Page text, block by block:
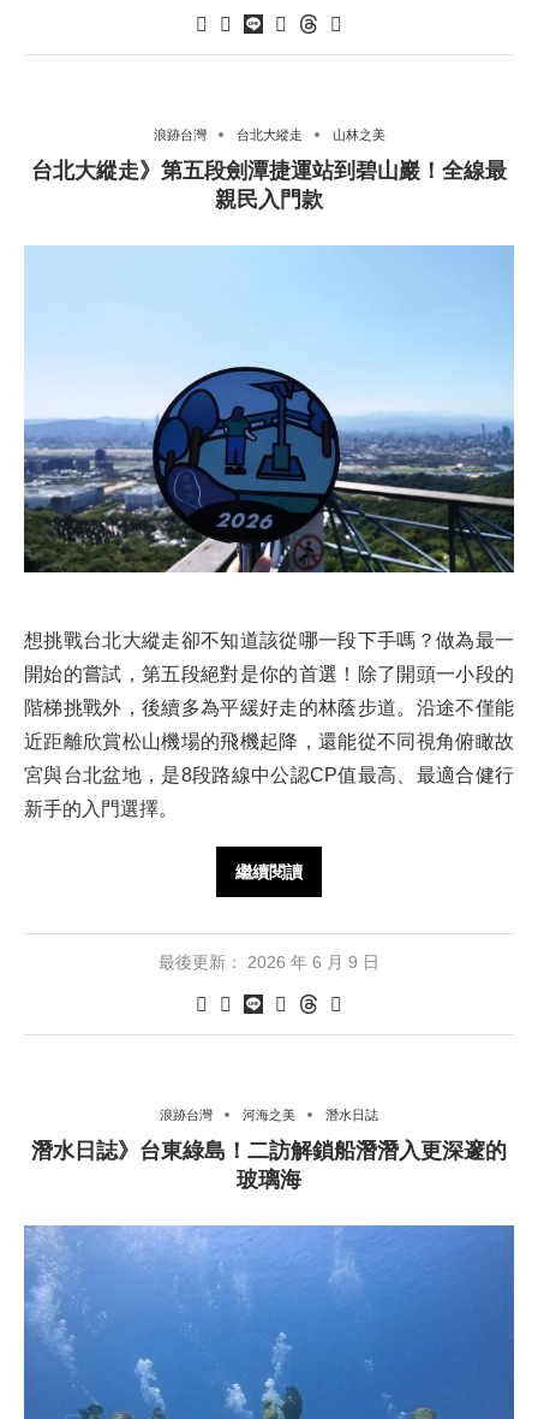
浪跡台灣 台北大縱走 山林之美
台北大縱走》第五段劍潭捷運站到碧山巖！全線最
親民入門款
想挑戰台北大縱走卻不知道該從哪一段下手嗎？做為最一
開始的嘗試，第五段絕對是你的首選！除了開頭一小段的
階梯挑戰外，後續多為平緩好走的林蔭步道。沿途不僅能
近距離欣賞松山機場的飛機起降，還能從不同視角俯瞰故
宮與台北盆地，是8段路線中公認CP值最高、最適合健行
新手的入門選擇。
繼續閱讀
最後更新： 2026 年 6 月 9 日
浪跡台灣 河海之美 潛水日誌
潛水日誌》台東綠島！二訪解鎖船潛潛入更深邃的
玻璃海